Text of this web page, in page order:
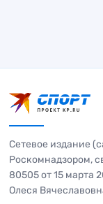
Сетевое издание
Роскомнадзором,
80505 от 15 марта
Олеся